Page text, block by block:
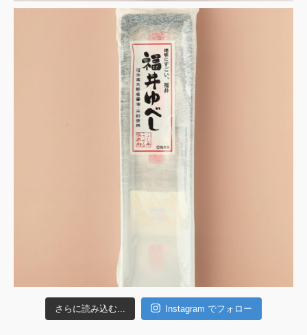
さらに読み込む... Instagram でフォロー